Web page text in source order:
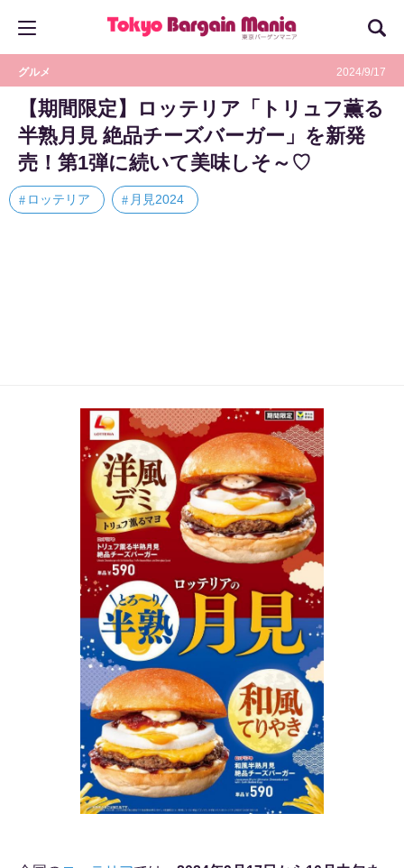
グルメ 2024/9/17
【期間限定】ロッテリア「トリュフ薫る
半熟月見 絶品チーズバーガー」を新発
売！第1弾に続いて美味しそ～♡
ロッテリア 月見2024